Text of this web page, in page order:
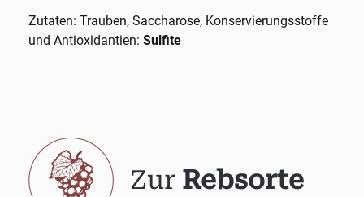
Zutaten: Trauben, Saccharose, Konservierungsstoffe
und Antioxidantien: Sulfite
Zur Rebsorte